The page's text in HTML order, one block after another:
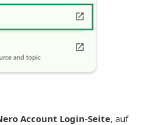
Account Login-Seite, auf